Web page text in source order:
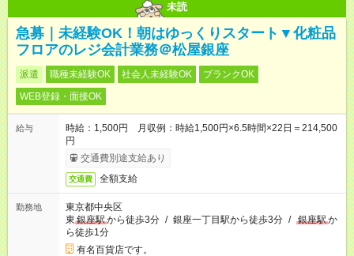
未読
急募｜未経験OK！朝はゆっくりスタート▼化粧品
フロアのレジ会計業務＠松屋銀座
派遣 職種未経験OK 社会人未経験OK
ブランクOK
WEB登録・面接OK
給与
時給：1,500円 月収例：時給1,500円×6.5時間×22日＝214,500
円
交通費別途支給あり
交通費 全額支給
勤務地
東京都中央区
東 銀座駅から徒歩3分 / 銀座一丁目駅から徒歩3分 / 銀座駅か
ら徒歩1分
有名百貨店です。